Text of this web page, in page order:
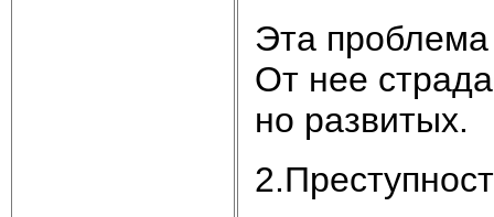
Эта про­бле­ма
От нее
но раз­ви­тых.